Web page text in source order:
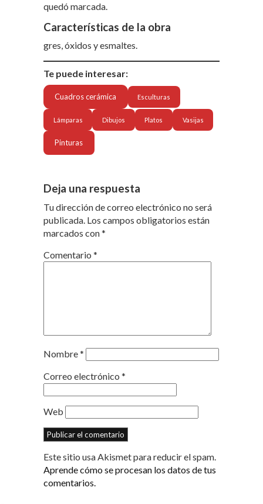
quedó marcada.
Características de la obra
gres, óxidos y esmaltes.
Te puede interesar:
Cuadros cerámica Esculturas
Lámparas Dibujos Platos Vasijas
Pinturas
Deja una respuesta
Tu dirección de correo electrónico no será
publicada. Los campos obligatorios están
marcados con*
Comentario *
Nombre*
Correo electrónico *
Web
Este sitio usa Akismet para reducir el spam.
Aprende cómo se procesan los datos de tus
comentarios.